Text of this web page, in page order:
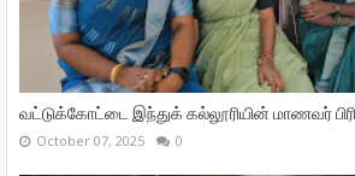
வட்டுக்கோட்டை இந்துக் கல்லூரியின் மாணவர்
October 07, 2025 0